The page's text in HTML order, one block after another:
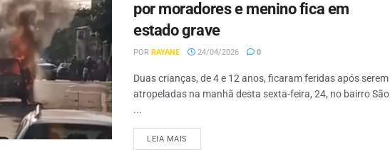
por moradores e menino fica em
estado grave
POR RAYANE 24/04/2026 0
Duas crianças, de 4 e 12 anos, ficaram feridas após serem
atropeladas na manhã desta sexta-feira, 24, no bairro São
...
LEIA MAIS